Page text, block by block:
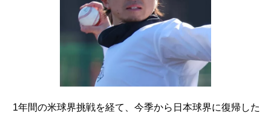
1年間の米球界挑戦を経て、今季から日本球界に復帰した